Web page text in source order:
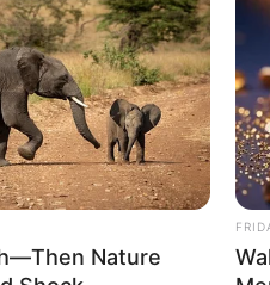
vjen
krye të të cilit është vendosur
Oliver Torres.
Nature